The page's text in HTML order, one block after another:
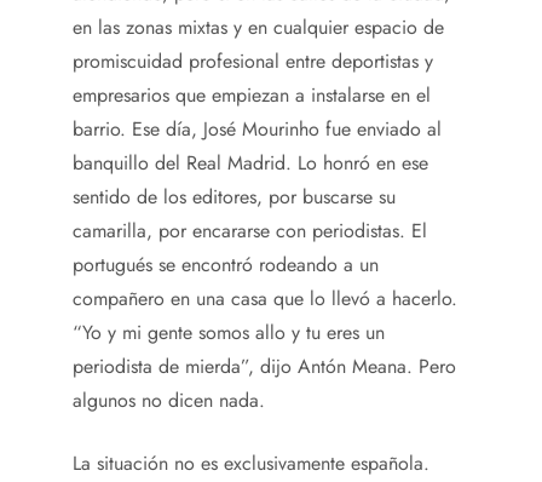
en las zonas mixtas y en cualquier espacio de
promiscuidad profesional entre deportistas y
empresarios que empiezan a instalarse en el
barrio. Ese día, José Mourinho fue enviado al
banquillo del Real Madrid. Lo honró en ese
sentido de los editores, por buscarse su
camarilla, por encararse con periodistas. El
portugués se encontró rodeando a un
compañero en una casa que lo llevó a hacerlo.
“Yo y mi gente somos allo y tu eres un
periodista de mierda”, dijo Antón Meana. Pero
algunos no dicen nada.
La situación no es exclusivamente española.